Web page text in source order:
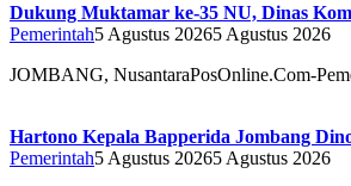
Dukung Muktamar ke-35 NU, Dinas
Pemerintah5 Agustus 20265 Agustus 2026
JOMBANG, NusantaraPosOnline.Com-
Hartono Kepala Bapperida Jombang
Pemerintah5 Agustus 20265 Agustus 2026